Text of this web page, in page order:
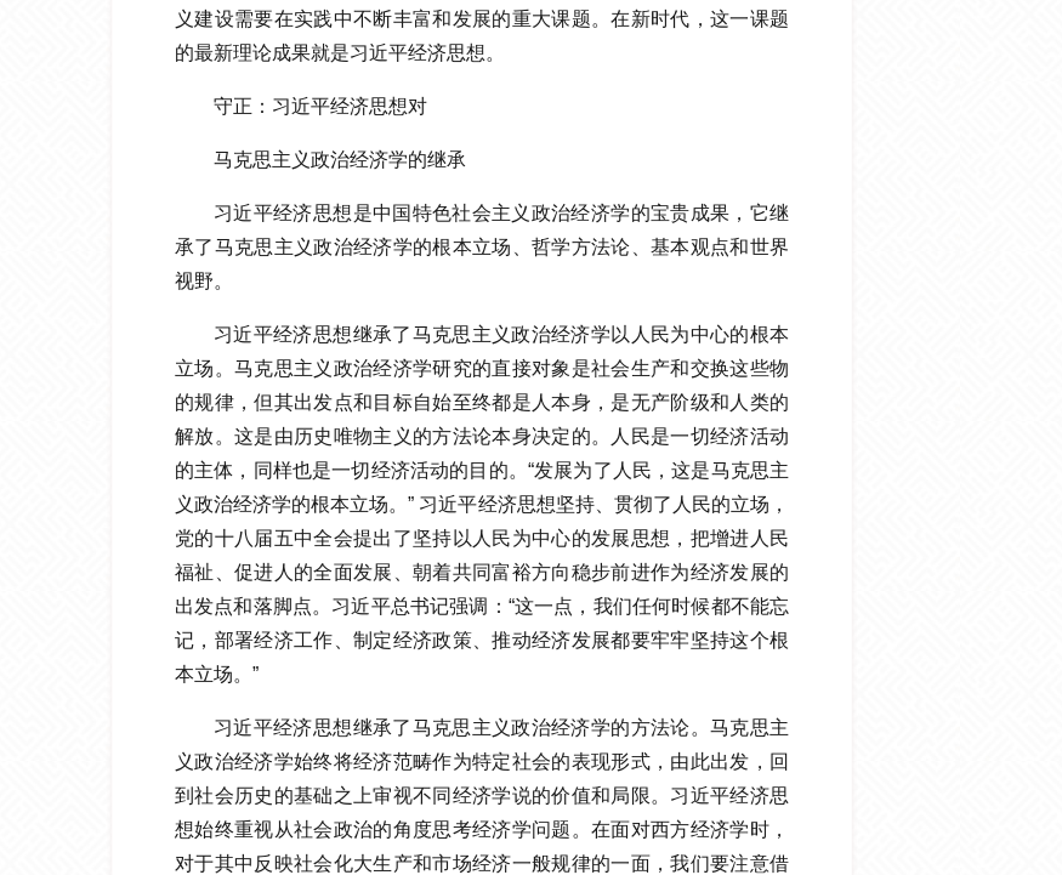
义建设需要在实践中不断丰富和发展的重大课题。在新时代，这一课题
的最新理论成果就是习近平经济思想。
守正：习近平经济思想对
马克思主义政治经济学的继承
习近平经济思想是中国特色社会主义政治经济学的宝贵成果，它继
承了马克思主义政治经济学的根本立场、哲学方法论、基本观点和世界
视野。
习近平经济思想继承了马克思主义政治经济学以人民为中心的根本
立场。马克思主义政治经济学研究的直接对象是社会生产和交换这些物
的规律，但其出发点和目标自始至终都是人本身，是无产阶级和人类的
解放。这是由历史唯物主义的方法论本身决定的。人民是一切经济活动
的主体，同样也是一切经济活动的目的。“发展为了人民，这是马克思主
义政治经济学的根本立场。” 习近平经济思想坚持、贯彻了人民的立场，
党的十八届五中全会提出了坚持以人民为中心的发展思想，把增进人民
福祉、促进人的全面发展、朝着共同富裕方向稳步前进作为经济发展的
出发点和落脚点。习近平总书记强调：“这一点，我们任何时候都不能忘
记，部署经济工作、制定经济政策、推动经济发展都要牢牢坚持这个根
本立场。”
习近平经济思想继承了马克思主义政治经济学的方法论。马克思主
义政治经济学始终将经济范畴作为特定社会的表现形式，由此出发，回
到社会历史的基础之上审视不同经济学说的价值和局限。习近平经济思
想始终重视从社会政治的角度思考经济学问题。在面对西方经济学时，
对于其中反映社会化大生产和市场经济一般规律的一面，我们要注意借